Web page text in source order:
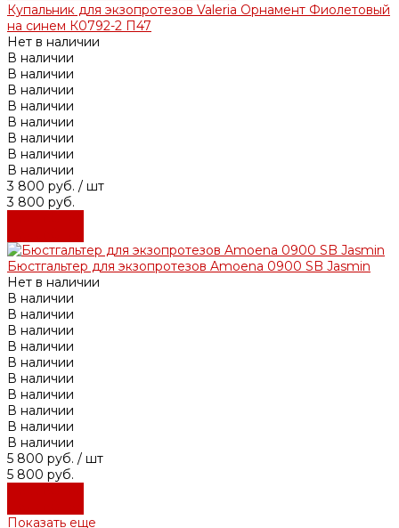
Купальник для экзопротезов Valeria Орнамент Фиолетовый
на синем К0792-2 П47
Нет в наличии
В наличии
В наличии
В наличии
В наличии
В наличии
В наличии
В наличии
В наличии
3 800 руб. / шт
3 800 руб.
Бюстгальтер для экзопротезов Amoena 0900 SB Jasmin
Нет в наличии
В наличии
В наличии
В наличии
В наличии
В наличии
В наличии
В наличии
В наличии
В наличии
В наличии
5 800 руб. / шт
5 800 руб.
Показать еще